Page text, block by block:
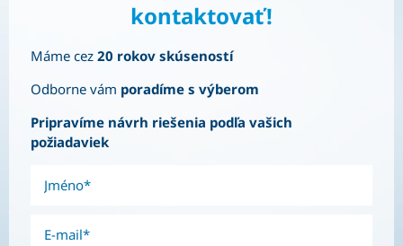
kontaktovať!
Máme cez 20 rokov skúseností
Odborne vám poradíme s výberom
Pripravíme návrh riešenia podľa vašich
požiadaviek